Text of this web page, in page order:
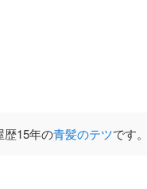
歴15年の青髪のテツです。